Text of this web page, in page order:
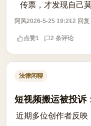
传票，才发现自己
——这并非个例，而
旦被冒名注册公
阿风2026-5-25 19:212 回复
点赞1 2 条评论
法律闲聊
短视频搬运被投诉
近期多位创作者反映